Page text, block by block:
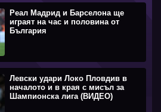
Реал Мадрид и Барселона ще
играят на час и половина от
България
Левски удари Локо Пловдив в
началото и в края с мисъл за
Шампионска лига (ВИДЕО)